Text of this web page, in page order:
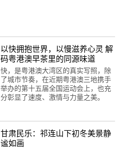
以快拥抱世界，以慢滋养心灵 解
码粤港澳早茶里的同源味道
快，是粤港澳大湾区的真实写照，除
了城市节奏，在近期粤港澳三地携手
举办的第十五届全国运动会上，也充
分彰显了速度、激情与力量之美。
甘肃民乐：祁连山下初冬美景静
谧如画